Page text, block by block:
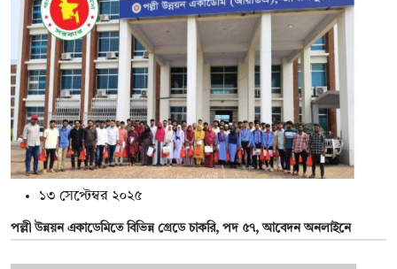
১৩ সেপ্টেম্বর ২০২৫
পল্লী উন্নয়ন একাডেমিতে বিভিন্ন গ্রেডে চাকরি, পদ ৫৭, আবেদন অনলাইনে